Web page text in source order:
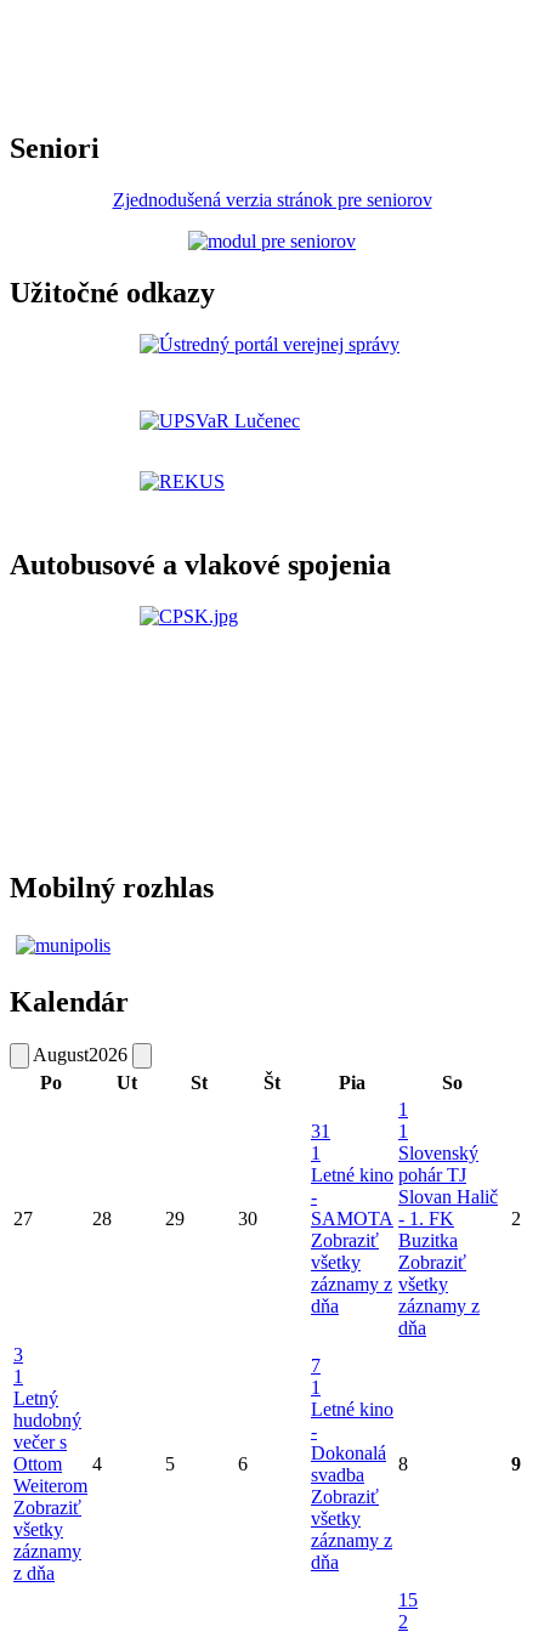
Seniori
Zjednodušená verzia stránok pre seniorov
Užitočné odkazy
Autobusové a vlakové spojenia
Mobilný rozhlas
Kalendár
August2026
Po
Ut St Št Pia So
27 28 29 30
31
1
Letné kino
-
SAMOTA
Zobraziť
všetky
záznamy z
dňa
1
1
Slovenský
pohár TJ
Slovan Halič
- 1. FK
Buzitka
Zobraziť
všetky
záznamy z
dňa
2
3
1
Letný
hudobný
večer s
Ottom
Weiterom
Zobraziť
všetky
záznamy
z dňa
4 5 6
7
1
Letné kino
-
Dokonalá
svadba
Zobraziť
všetky
záznamy z
dňa
8 9
15
2